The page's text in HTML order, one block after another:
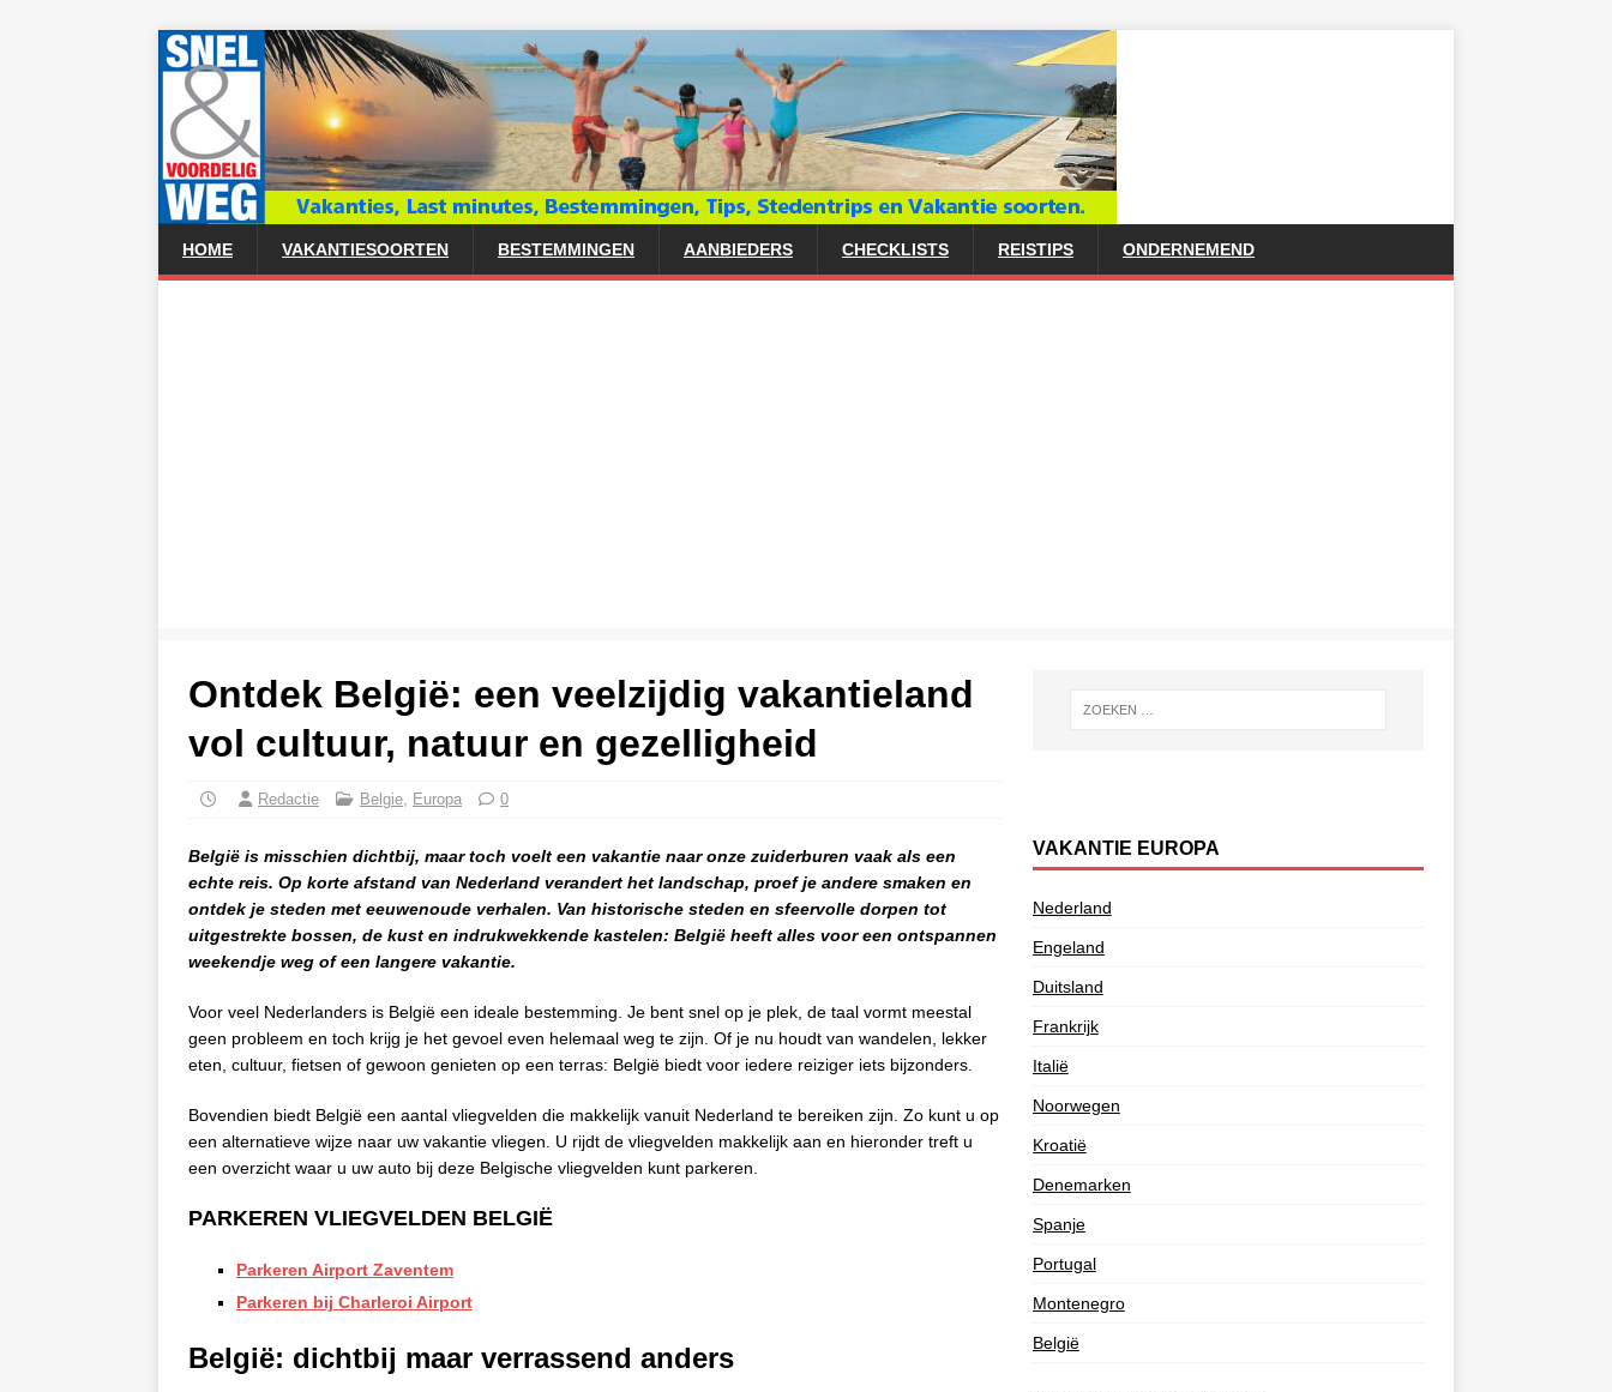
HOME VAKANTIESOORTEN BESTEMMINGEN AANBIEDERS CHECKLISTS REISTIPS ONDERNEMEND
Ontdek België: een veelzijdig vakantieland
vol cultuur, natuur en gezelligheid
Redactie Belgie, Europa 0
België is misschien dichtbij, maar toch voelt een vakantie naar onze zuiderburen vaak als een
echte reis. Op korte afstand van Nederland verandert het landschap, proef je andere smaken en
ontdek je steden met eeuwenoude verhalen. Van historische steden en sfeervolle dorpen tot
uitgestrekte bossen, de kust en indrukwekkende kastelen: België heeft alles voor een ontspannen
weekendje weg of een langere vakantie.
Voor veel Nederlanders is België een ideale bestemming. Je bent snel op je plek, de taal vormt meestal
geen probleem en toch krijg je het gevoel even helemaal weg te zijn. Of je nu houdt van wandelen, lekker
eten, cultuur, fietsen of gewoon genieten op een terras: België biedt voor iedere reiziger iets bijzonders.
Bovendien biedt België een aantal vliegvelden die makkelijk vanuit Nederland te bereiken zijn. Zo kunt u op
een alternatieve wijze naar uw vakantie vliegen. U rijdt de vliegvelden makkelijk aan en hieronder treft u
een overzicht waar u uw auto bij deze Belgische vliegvelden kunt parkeren.
PARKEREN VLIEGVELDEN BELGIË
Parkeren Airport Zaventem
Parkeren bij Charleroi Airport
België: dichtbij maar verrassend anders
VAKANTIE EUROPA
Nederland
Engeland
Duitsland
Frankrijk
Italië
Noorwegen
Kroatië
Denemarken
Spanje
Portugal
Montenegro
België